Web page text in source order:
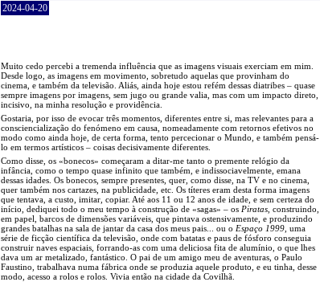
2024-04-20
Muito cedo percebi a tremenda influência que as imagens visuais exerciam em mim.
Desde logo, as imagens em movimento, sobretudo aquelas que provinham do
cinema, e também da televisão. Aliás, ainda hoje estou refém dessas diatribes – quase
sempre imagens por imagens, sem jugo ou grande valia, mas com um impacto direto,
incisivo, na minha resolução e providência.
Gostaria, por isso de evocar três momentos, diferentes entre si, mas relevantes para a
consciencialização do fenómeno em causa, nomeadamente com retornos efetivos no
modo como ainda hoje, de certa forma, tento percecionar o Mundo, e também pensá-
lo em termos artísticos – coisas decisivamente diferentes.
Como disse, os «bonecos» começaram a ditar-me tanto o premente relógio da
infância, como o tempo quase infinito que também, e indissociavelmente, emana
dessas idades. Os bonecos, sempre presentes, quer, como disse, na TV e no cinema,
quer também nos cartazes, na publicidade, etc. Os títeres eram desta forma imagens
que tentava, a custo, imitar, copiar. Até aos 11 ou 12 anos de idade, e sem certeza do
início, dediquei todo o meu tempo à construção de «sagas» – os Piratas , construindo,
em papel, barcos de dimensões variáveis, que pintava ostensivamente, e produzindo
grandes batalhas na sala de jantar da casa dos meus pais... ou o Espaço 1999 , uma
série de ficção científica da televisão, onde com batatas e paus de fósforo conseguia
construir naves espaciais, forrando-as com uma deliciosa fita de alumínio, o que lhes
dava um ar metalizado, fantástico. O pai de um amigo meu de aventuras, o Paulo
Faustino, trabalhava numa fábrica onde se produzia aquele produto, e eu tinha, desse
modo, acesso a rolos e rolos. Vivia então na cidade da Covilhã.